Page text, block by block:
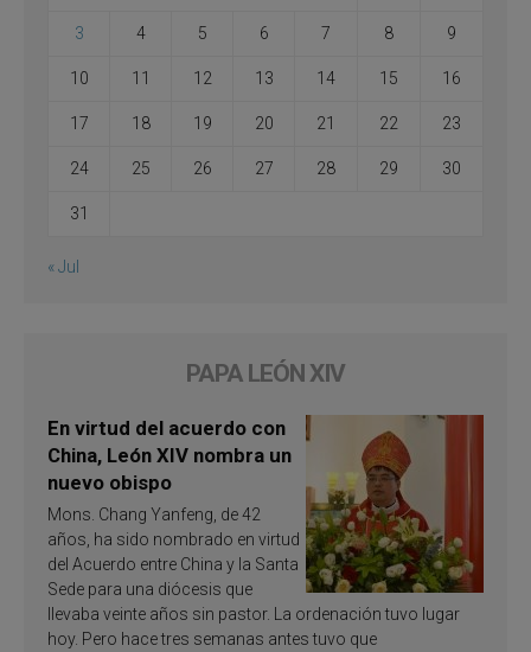
3 4 5 6 7 8 9
10 11 12 13 14 15 16
17 18 19 20 21 22 23
24 25 26 27 28 29 30
31
« Jul
PAPA LEÓN XIV
En virtud del acuerdo con
China, León XIV nombra un
nuevo obispo
Mons. Chang Yanfeng, de 42
años, ha sido nombrado en virtud
del Acuerdo entre China y la Santa
Sede para una diócesis que
llevaba veinte años sin pastor. La ordenación tuvo lugar
hoy. Pero hace tres semanas antes tuvo que